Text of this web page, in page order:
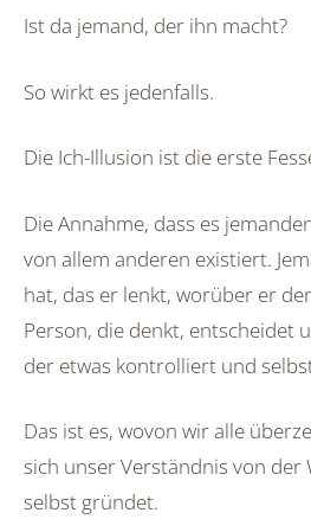
Ist da jemand, der ihn macht?
So wirkt es jedenfalls.
Die Ich-Illusion ist die erste
Die Annahme, dass es
von allem anderen existiert.
hat, das er lenkt, worüber er
Person, die denkt, entscheidet
der etwas kontrolliert und
Das ist es, wovon wir alle
sich unser Verständnis von der
selbst gründet.